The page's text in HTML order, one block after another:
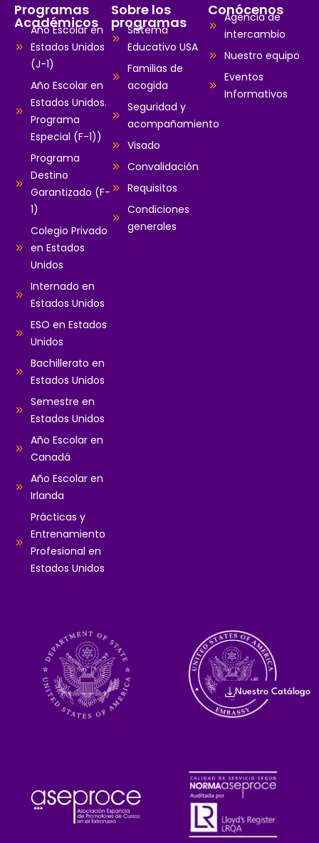
Nuestro Catálogo
Programas
Académicos
Año Escolar en
Estados Unidos
(J-1)
Año Escolar en
Estados Unidos.
Programa
Especial (F-1))
Programa
Destino
Garantizado (F-
1)
Colegio Privado
en Estados
Unidos
Internado en
Estados Unidos
ESO en Estados
Unidos
Bachillerato en
Estados Unidos
Semestre en
Estados Unidos
Año Escolar en
Canadá
Año Escolar en
Irlanda
Prácticas y
Entrenamiento
Profesional en
Estados Unidos
Sobre los
programas
Sistema
Educativo USA
Familias de
acogida
Seguridad y
acompañamiento
Visado
Convalidación
Requisitos
Condiciones
generales
Conócenos
Agencia de
intercambio
Nuestro equipo
Eventos
Informativos